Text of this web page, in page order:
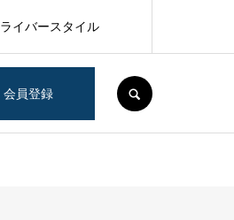
会員登録
ライバースタイル